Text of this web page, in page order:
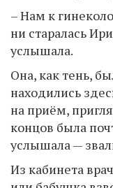
– Нам к
ни старалась
услышала.
Она, как тень,
находились
на приём,
концов была
услышала —
Из кабинета